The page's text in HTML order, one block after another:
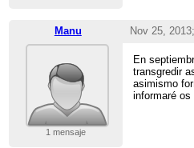
Manu Nov 25,
1 mensaje
En
transgredir
asimismo
informaré os